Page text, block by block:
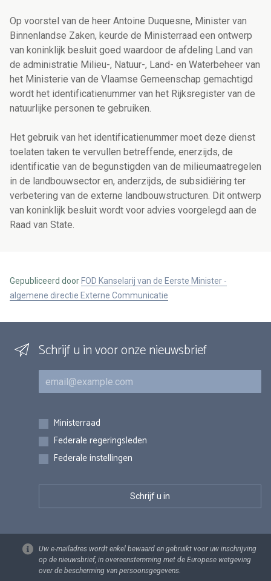
Op voorstel van de heer Antoine Duquesne, Minister van
Binnenlandse Zaken, keurde de Ministerraad een ontwerp
van koninklijk besluit goed waardoor de afdeling Land van
de administratie Milieu-, Natuur-, Land- en Waterbeheer van
het Ministerie van de Vlaamse Gemeenschap gemachtigd
wordt het identificatienummer van het Rijksregister van de
natuurlijke personen te gebruiken.
Het gebruik van het identificatienummer moet deze dienst
toelaten taken te vervullen betreffende, enerzijds, de
identificatie van de begunstigden van de milieumaatregelen
in de landbouwsector en, anderzijds, de subsidiëring ter
verbetering van de externe landbouwstructuren. Dit ontwerp
van koninklijk besluit wordt voor advies voorgelegd aan de
Raad van State.
Gepubliceerd door FOD Kanselarij van de Eerste Minister -
algemene directie Externe Communicatie
Schrijf u in voor onze nieuwsbrief
E-mail
Inschrijvingen
Ministerraad
Federale regeringsleden
Federale instellingen
Uw e-mailadres wordt enkel bewaard en gebruikt voor uw inschrijving
op de nieuwsbrief, in overeenstemming met de Europese wetgeving
over de bescherming van persoonsgegevens.